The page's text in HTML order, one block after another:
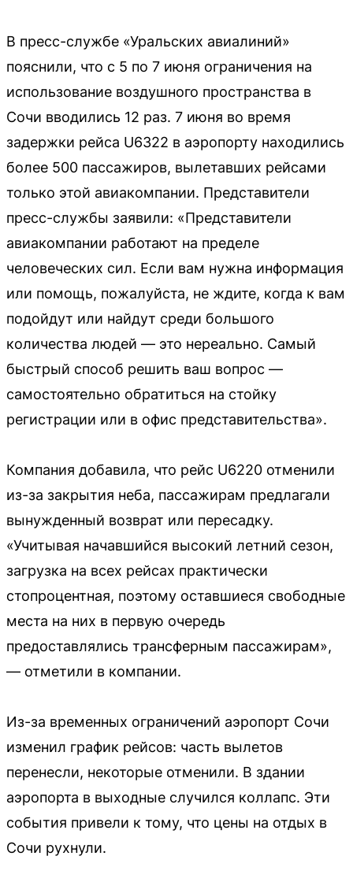
В пресс-службе «Уральских авиалиний»
пояснили, что с 5 по 7 июня ограничения на
использование воздушного пространства в
Сочи вводились 12 раз. 7 июня во время
задержки рейса U6322 в аэропорту находились
более 500 пассажиров, вылетавших рейсами
только этой авиакомпании. Представители
пресс-службы заявили: «Представители
авиакомпании работают на пределе
человеческих сил. Если вам нужна информация
или помощь, пожалуйста, не ждите, когда к вам
подойдут или найдут среди большого
количества людей — это нереально. Самый
быстрый способ решить ваш вопрос —
самостоятельно обратиться на стойку
регистрации или в офис представительства».
Компания добавила, что рейс U6220 отменили
из-за закрытия неба, пассажирам предлагали
вынужденный возврат или пересадку.
«Учитывая начавшийся высокий летний сезон,
загрузка на всех рейсах практически
стопроцентная, поэтому оставшиеся свободные
места на них в первую очередь
предоставлялись трансферным пассажирам»,
— отметили в компании.
Из-за временных ограничений аэропорт Сочи
изменил график рейсов: часть вылетов
перенесли, некоторые отменили. В здании
аэропорта в выходные случился коллапс. Эти
события привели к тому, что цены на отдых в
Сочи рухнули.